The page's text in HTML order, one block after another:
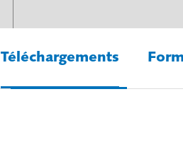
Téléchargements